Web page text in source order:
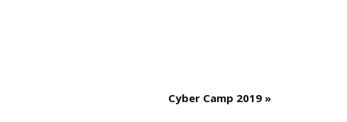
Cyber Camp 2019 »